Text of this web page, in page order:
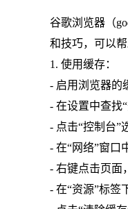
谷歌浏览器（
和技巧，可以
1. 使用缓存：
- 启用浏览器的
- 在设置中查找“
- 点击“控制台”
- 在“网络”窗口
- 右键点击页面
- 在“资源”标签